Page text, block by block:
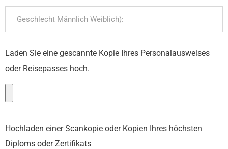
Laden Sie eine gescannte Kopie Ihres Personalausweises
oder Reisepasses hoch.
Hochladen einer Scankopie oder Kopien Ihres höchsten
Diploms oder Zertifikats